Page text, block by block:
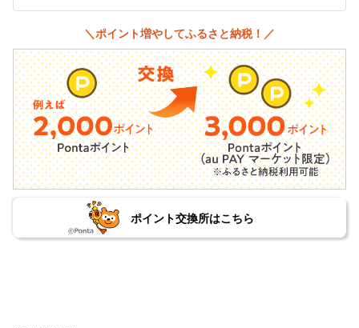
＼ポイント増やしてふるさと納税！／
ポイント交換所はこちら